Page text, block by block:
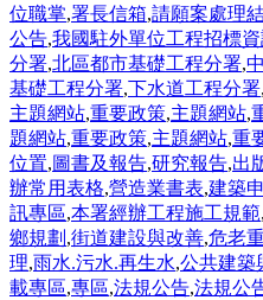
位職掌,署長信箱,請願案處理
公告,我國駐外單位工程招標
分署,北區都市基礎工程分署,
基礎工程分署,下水道工程分署,
主題網站,重要政策,主題網站,
題網站,重要政策,主題網站,重
位置,圖書及報告,研究報告,出
辦常用表格,營造業書表,建築
訊專區,本署經辦工程施工規範,
鄉規劃 ,街道建設與改善,危老
理,雨水.污水.再生水,公共建築
載專區,專區,法規公告,法規公